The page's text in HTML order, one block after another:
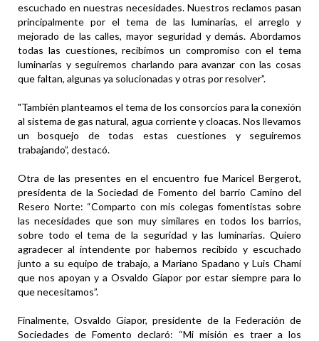
escuchado en nuestras necesidades. Nuestros reclamos pasan
principalmente por el tema de las luminarias, el arreglo y
mejorado de las calles, mayor seguridad y demás. Abordamos
todas las cuestiones, recibimos un compromiso con el tema
luminarias y seguiremos charlando para avanzar con las cosas
que faltan, algunas ya solucionadas y otras por resolver”.
"También planteamos el tema de los consorcios para la conexión
al sistema de gas natural, agua corriente y cloacas. Nos llevamos
un bosquejo de todas estas cuestiones y seguiremos
trabajando”, destacó.
Otra de las presentes en el encuentro fue Maricel Bergerot,
presidenta de la Sociedad de Fomento del barrio Camino del
Resero Norte: “Comparto con mis colegas fomentistas sobre
las necesidades que son muy similares en todos los barrios,
sobre todo el tema de la seguridad y las luminarias. Quiero
agradecer al intendente por habernos recibido y escuchado
junto a su equipo de trabajo, a Mariano Spadano y Luis Chami
que nos apoyan y a Osvaldo Giapor por estar siempre para lo
que necesitamos”.
Finalmente, Osvaldo Giapor, presidente de la Federación de
Sociedades de Fomento declaró: “Mi misión es traer a los